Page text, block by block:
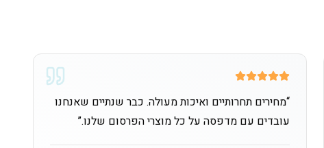
“מחירים תחרותיים ואיכות מעולה. כבר שנתיים שאנחנו
עובדים עם מדפסה על כל מוצרי הפרסום שלנו.”